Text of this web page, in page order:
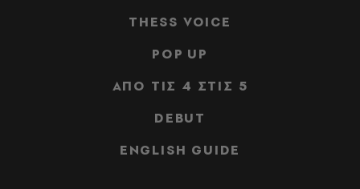
THESS VOICE
POP UP
ΑΠΟ ΤΙΣ 4 ΣΤΙΣ 5
DEBUT
ENGLISH GUIDE